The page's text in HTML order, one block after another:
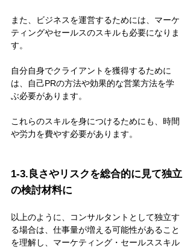
また、ビジネスを運営するためには、マーケ
ティングやセールスのスキルも必要になりま
す。
自分自身でクライアントを獲得するために
は、自己PRの方法や効果的な営業方法を学
ぶ必要があります。
これらのスキルを身につけるためにも、時間
や労力を費やす必要があります。
1-3.良さやリスクを総合的に見て独立
の検討材料に
以上のように、コンサルタントとして独立す
る場合は、仕事量が増える可能性があること
を理解し、マーケティング・セールススキル